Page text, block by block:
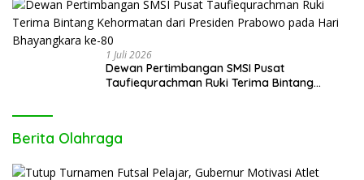
1 Juli 2026
Dewan Pertimbangan SMSI Pusat
Taufiequrachman Ruki Terima Bintang
Berita Olahraga